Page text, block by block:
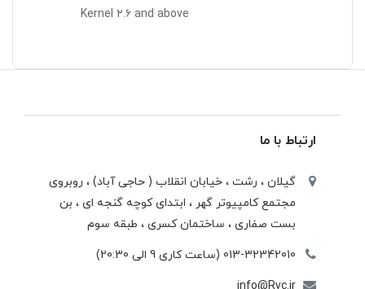
Kernel ۲.۶ and above
ارتباط با ما
گیلان ، رشت ، خيابان انقلاب ( حاجی آباد) ، روبروی
مجتمع كامپيوتر گهر ، ابتدای كوچه گنجه ای ، بن
بست صفاری ، ساختمان كسری ، طبقه سوم
013-32342010 (ساعت کاری 9 الی 20:30)